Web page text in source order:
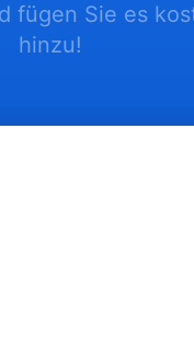
fügen Sie es
hinzu!